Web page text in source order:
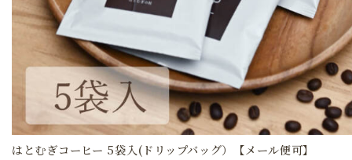
はとむぎコーヒー 5袋入(ドリップバッグ）【メール便可】